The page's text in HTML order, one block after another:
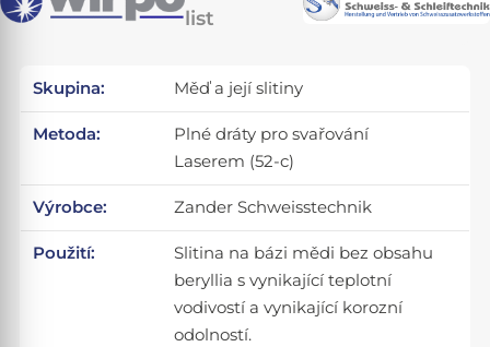
list
Skupina: Měď a její slitiny
Metoda:
Plné dráty pro svařování
Laserem (52-c)
Výrobce: Zander Schweisstechnik
Použití:
Slitina na bázi mědi bez obsahu
beryllia s vynikající teplotní
vodivostí a vynikající korozní
odolností.